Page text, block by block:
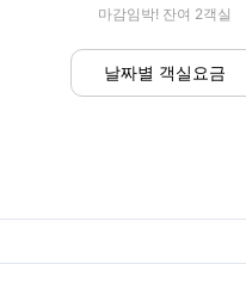
마감임박! 잔여 2객실
날짜별 객실요금